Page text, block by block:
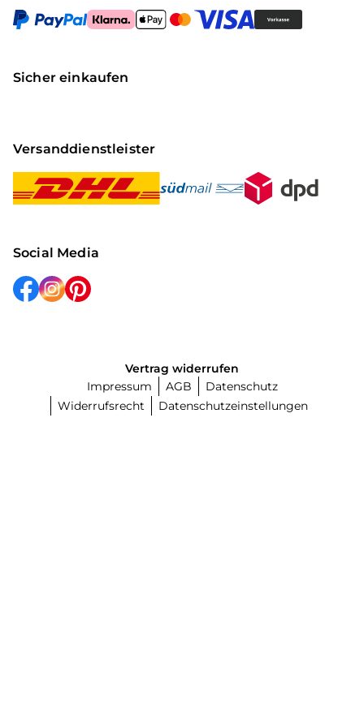
Sicher einkaufen
Versanddienstleister
Social Media
Vertrag widerrufen
Impressum
AGB
Datenschutz
Widerrufsrecht
Datenschutzeinstellungen